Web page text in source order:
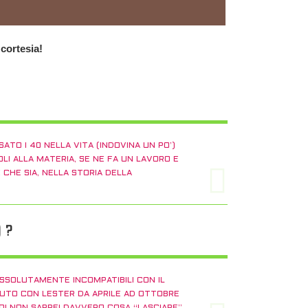
I 40 NELLA VITA (INDOVINA UN PO’)
ALLA MATERIA, SE NE FA UN LAVORO E
SIA, NELLA STORIA DELLA
?
INCOMPATIBILI CON IL
CON LESTER DA APRILE AD OTTOBRE